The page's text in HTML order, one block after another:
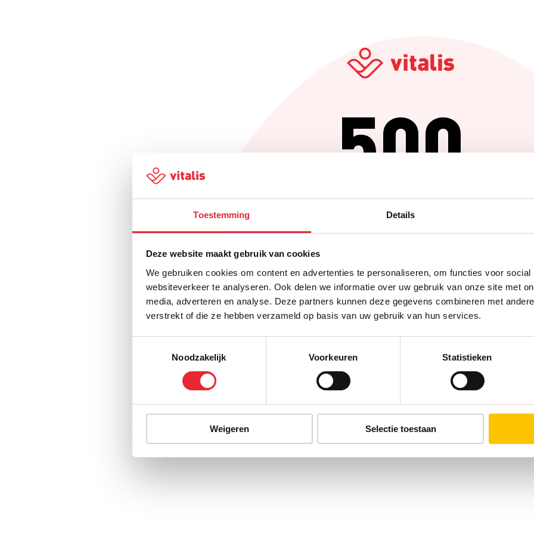
Toestemming Details
Deze website maakt gebruik van cookies
We gebruiken cookies om content en advertenties te personaliseren, om functies voor
websiteverkeer te analyseren. Ook delen we informatie over uw gebruik van onze site met
media, adverteren en analyse. Deze partners kunnen deze gegevens combineren met
verstrekt of die ze hebben verzameld op basis van uw gebruik van hun services.
Noodzakelijk
Voorkeuren Statistieken
Weigeren Selectie toestaan
500
Er is iets fout gegaan
Probeer het later opnieuw of ga terug naar de homepagina.
Home